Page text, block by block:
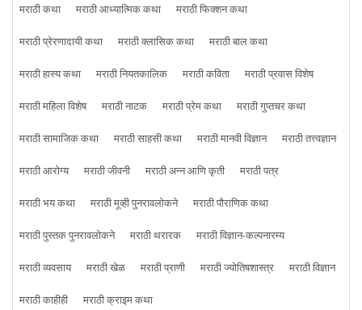
मराठी कथा मराठी आध्यात्मिक कथा
मराठी फिक्शन कथा
मराठी प्रेरणादायी कथा
मराठी क्लासिक कथा
मराठी बाल कथा
मराठी हास्य कथा
मराठी नियतकालिक मराठी कविता
मराठी प्रवास विशेष
मराठी महिला विशेष
मराठी नाटक मराठी प्रेम कथा
मराठी गुप्तचर कथा
मराठी सामाजिक कथा
मराठी साहसी कथा मराठी मानवी विज्ञान
मराठी तत्त्वज्ञान
मराठी आरोग्य
मराठी जीवनी मराठी अन्न आणि कृती
मराठी पत्र
मराठी भय कथा
मराठी मूव्ही पुनरावलोकने
मराठी पौराणिक कथा
मराठी पुस्तक पुनरावलोकने
मराठी थरारक
मराठी विज्ञान-कल्पनारम्य
मराठी व्यवसाय
मराठी खेळ मराठी प्राणी मराठी ज्योतिषशास्त्र
मराठी विज्ञान
मराठी काहीही
मराठी क्राइम कथा